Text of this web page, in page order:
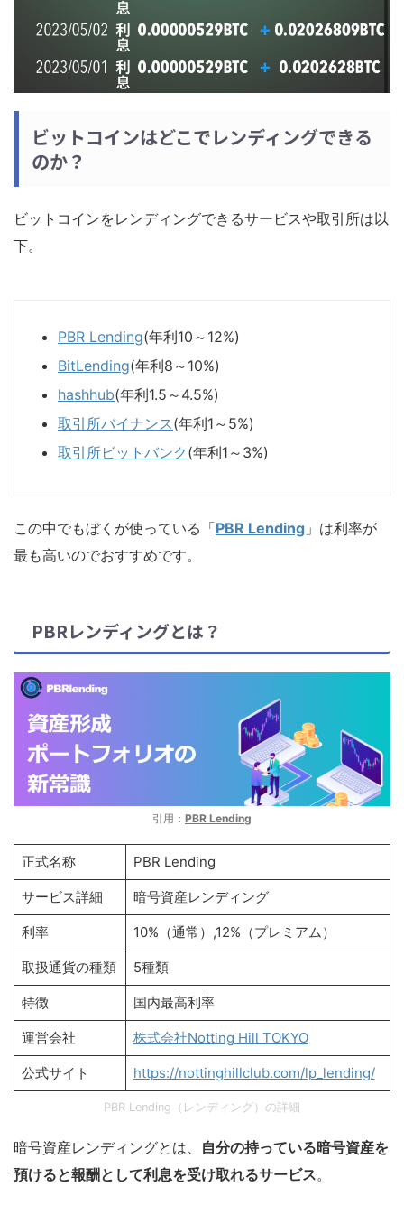
ビットコインはどこでレンディングできる
のか？
ビットコインをレンディングできるサービスや取引所は以
下。
PBR Lending(年利10～12%)
BitLending(年利8～10%)
hashhub(年利1.5～4.5%)
取引所バイナンス (年利1～5%)
取引所ビットバンク (年利1～3%)
この中でもぼくが使っている「PBR Lending 」は利率が
最も高いのでおすすめです。
PBRレンディングとは？
引用： PBR Lending
正式名称 PBR Lending
サービス詳細 暗号資産レンディング
利率 10%（通常）,12%（プレミアム）
取扱通貨の種類 5種類
特徴 国内最高利率
運営会社 株式会社Notting Hill TOKYO
公式サイト https://nottinghillclub.com/lp_lending/
PBR Lending（レンディング）の詳細
暗号資産レンディングとは、 自分の持っている暗号資産を
預けると報酬として利息を受け取れるサービス。